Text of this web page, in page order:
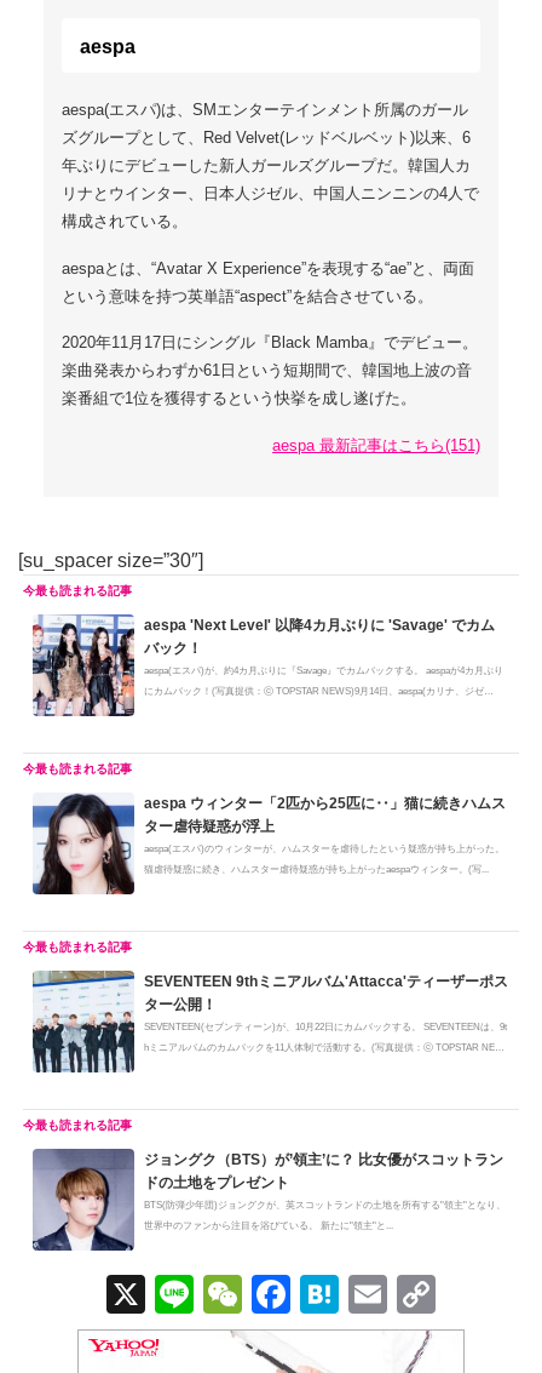
aespa
aespa(エスパ)は、SMエンターテインメント所属のガール
ズグループとして、Red Velvet(レッドベルベット)以来、6
年ぶりにデビューした新人ガールズグループだ。韓国人カ
リナとウインター、日本人ジゼル、中国人ニンニンの4人で
構成されている。
aespaとは、“Avatar X Experience”を表現する“ae”と、両面
という意味を持つ英単語“aspect”を結合させている。
2020年11月17日にシングル『Black Mamba』でデビュー。
楽曲発表からわずか61日という短期間で、韓国地上波の音
楽番組で1位を獲得するという快挙を成し遂げた。
aespa 最新記事はこちら(151)
[su_spacer size=”30″]
aespa 'Next Level' 以降4カ月ぶりに 'Savage' でカム
バック！
aespa(エスパ)が、約4カ月ぶりに『Savage』でカムバックする。 aespaが4カ月ぶり
にカムバック！(写真提供：ⓒ TOPSTAR NEWS)9月14日、aespa(カリナ、ジゼ
aespa ウィンター「2匹から25匹に‥」猫に続きハムス
ター虐待疑惑が浮上
aespa(エスパ)のウィンターが、ハムスターを虐待したという疑惑が持ち上がった。
猫虐待疑惑に続き、ハムスター虐待疑惑が持ち上がったaespaウィンター。(写...
SEVENTEEN 9thミニアルバム'Attacca'ティーザーポス
ター公開！
SEVENTEEN(セブンティーン)が、10月22日にカムバックする。 SEVENTEENは、9t
hミニアルバムのカムバックを11人体制で活動する。(写真提供：ⓒ TOPSTAR NEW
ジョングク（BTS）が’領主’に？ 比女優がスコットラン
ドの土地をプレゼント
BTS(防弾少年団)ジョングクが、英スコットランドの土地を所有する"領主"となり、
世界中のファンから注目を浴びている。 新たに"領主"と...
X
Li
n
W
e
F
a
H
at
E
m o